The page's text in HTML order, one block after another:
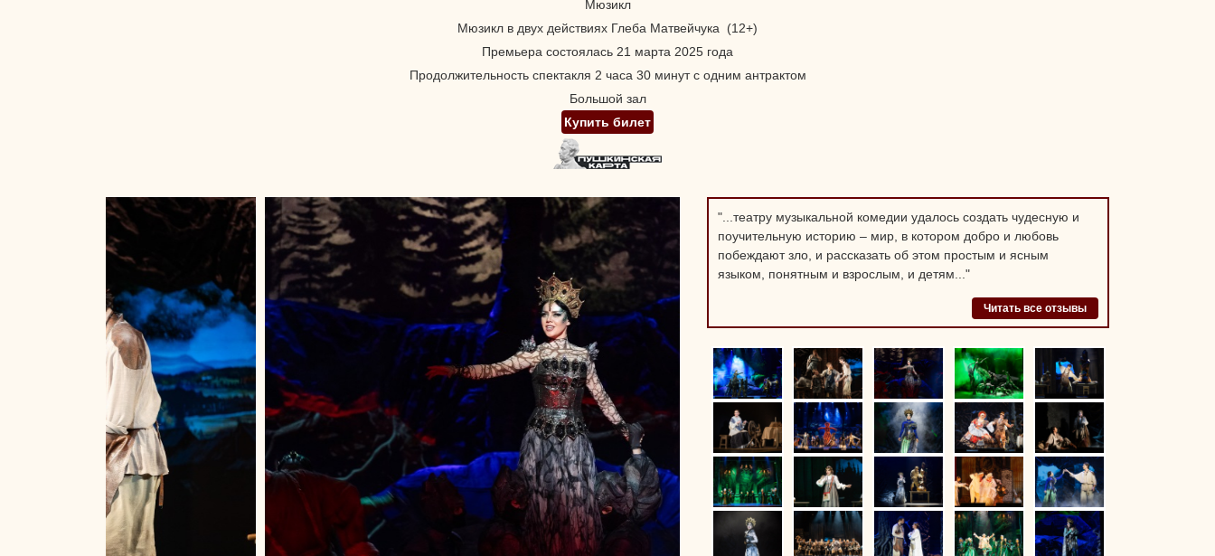
Мюзикл
Мюзикл в двух действиях Глеба Матвейчука (12+)
Премьера состоялась 21 марта 2025 года
Продолжительность спектакля 2 часа 30 минут с одним антрактом
Большой зал
Купить билет
"...театру музыкальной комедии удалось создать чудесную и
поучительную историю – мир, в котором добро и любовь
побеждают зло, и рассказать об этом простым и ясным
языком, понятным и взрослым, и детям..."
Читать все отзывы